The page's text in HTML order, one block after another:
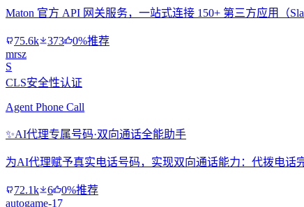
Maton 官方 API 网关服务，一站式连接 150+ 第三方应用（
75.6k 373
0%推荐
mrsz
S
CLS安全性认证
Agent Phone Call
✨AI代理专属号码·双向通话全能助手
为AI代理赋予真实电话号码，实现双向通话能力：代拨电话
72.1k 6
0%推荐
autogame-17